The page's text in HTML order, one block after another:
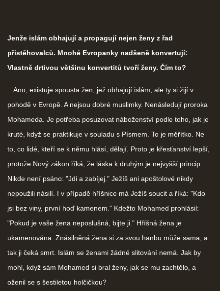
Jenže islám obhajují a propagují nejen ženy z řad
přistěhovalců. Mnohé Evropanky nadšeně konvertují:
Vlastně drtivou většinu konvertitů tvoří ženy. Čím to?
Ano, existuje spousta žen, jež obhajují islám, ale ty si žijí v
pohodě v Evropě. A nejsou dobré muslimky. Nenásledují proroka
Mohameda. Je potřeba posuzovat náboženství podle toho, jak je
kruté, když se praktikuje v souladu s Písmem. To je měřítko. Ne
to, co lidé, kteří se k němu hlásí, dělají. Proto je křesťanství lepší,
protože Nový zákon říká, že láska k druhým je nejvyšší princip.
Nikde není psáno: "Jdi a zabíjej." Ježíš ani apoštolové nikdy
nepoužili násilí. I v případě hříšnice má Ježíš soucit a říká: "Kdo
jsi bez viny, první hoď kamenem." Kdežto Mohamed prohlásil:
"Pokud je vaše žena neposlušná, bijte ji." Hříšná žena je
ukamenována. Znásilněná žena si za svou hanbu může sama, a
tak ji čeká smrt. Islám se ženami žádné slitování nemá. Jak by
mohl, když sám Mohamed si bral ženy, jak se mu zachtělo, a
oženil se s šestiletou holčičkou?